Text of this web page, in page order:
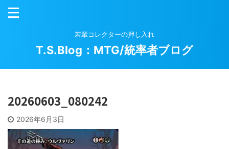
若輩コレクターの押し入れ
T.S.Blog：MTG/統率者ブログ
20260603_080242
2026年6月3日